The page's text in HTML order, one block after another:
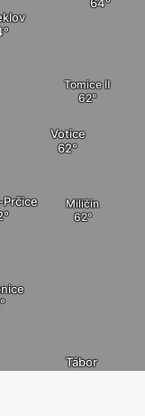
Tomice Ⅱ
Votice
Miličín
Tábor